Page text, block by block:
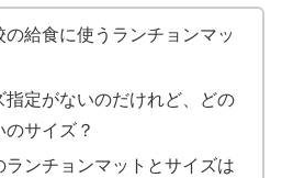
の給食に使うランチョンマッ
指定がないのだけれど、どの
のサイズ？
ランチョンマットとサイズは